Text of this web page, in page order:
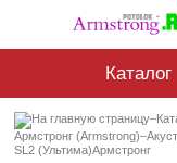
Каталог
–
Армстронг (Armstrong)–
SL2 (Ультима)Армстронг